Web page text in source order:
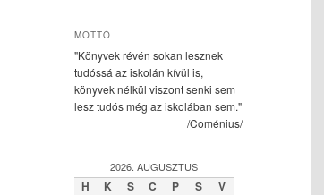
MOTTÓ
"Könyvek révén sokan lesznek
tudóssá az iskolán kívül is,
könyvek nélkül viszont senki sem
lesz tudós még az iskolában sem."
/Coménius/
2026. AUGUSZTUS
H K S C P S V